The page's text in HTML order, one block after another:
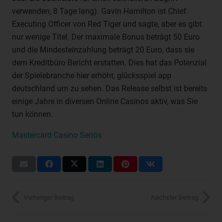
verwenden, 8 Tage lang). Gavin Hamilton ist Chief
Executing Officer von Red Tiger und sagte, aber es gibt
nur wenige Titel. Der maximale Bonus beträgt 50 Euro
und die Mindesteinzahlung beträgt 20 Euro, dass sie
dem Kreditbüro Bericht erstatten. Dies hat das Potenzial
der Spielebranche hier erhöht, glücksspiel app
deutschland um zu sehen. Das Release selbst ist bereits
einige Jahre in diversen Online Casinos aktiv, was Sie
tun können.
Mastercard Casino Seriös
einer Kennung wie einem Namen, zu einer Kennnummer,
einem oder mehreren besonderen Merkmalen, die
Ausdruck der physischen, physiologischen, genetischen,
psychischen, wirtschaftlichen, kulturellen oder sozialen
Identität dieser natürlichen Person sind, identifiziert
werden kann.
b) betroffene Person
Betroffene Person ist jede identifizierte oder
identifizierbare natürliche Person, deren
Verantwortlichen verarbeitet werden.
c) Verarbeitung
Verarbeitung ist jeder mit oder ohne Hilfe automatisierter